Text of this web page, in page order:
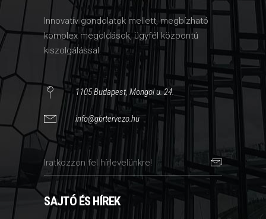
Innovatív gondolatok mellett, megbízható
komplex megoldások, ügyfél központú
kiszolgálással.
1105 Budapest, Mongol u. 24.
info@gbrtervezo.hu
SAJTÓ ÉS HÍREK